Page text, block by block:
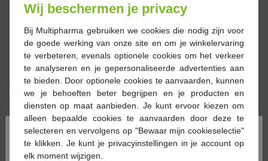
€ 8,67
Bestellen Reserveren
Op voorraad online ×
Wij beschermen je privacy
Bij Multipharma gebruiken we cookies die nodig zijn voor
de goede werking van onze site en om je winkelervaring
te verbeteren, evenals optionele cookies om het verkeer
te analyseren en je gepersonaliseerde advertenties aan
te bieden. Door optionele cookies te aanvaarden, kunnen
we je behoeften beter begrijpen en je producten en
diensten op maat aanbieden. Je kunt ervoor kiezen om
alleen bepaalde cookies te aanvaarden door deze te
selecteren en vervolgens op "Bewaar mijn cookieselectie"
te klikken. Je kunt je privacyinstellingen in je account op
elk moment wijzigen.